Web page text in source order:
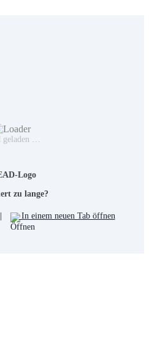
geladen …
zu lange?
| In einem neuen Tab öffnen